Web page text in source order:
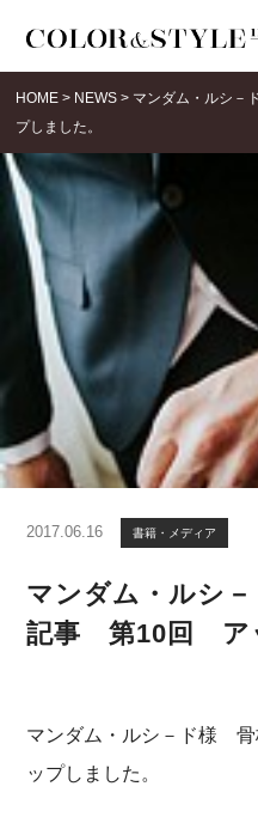
HOME > NEWS > マンダム・ルシ
プしました。
2017.06.16 書籍・メディア
マンダム・ルシ
記事 第10回 ア
マンダム・ルシ－ド様
ップしました。